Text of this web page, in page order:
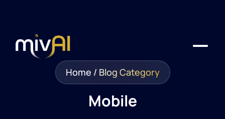
Home / Blog Category
Mobile